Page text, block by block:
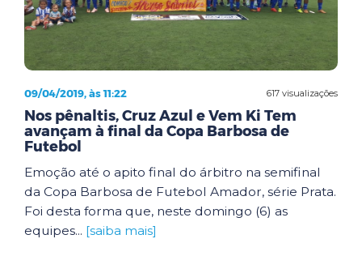
617 visualizações
09/04/2019, às 11:22
Nos pênaltis, Cruz Azul e Vem Ki Tem
avançam à final da Copa Barbosa de
Futebol
Emoção até o apito final do árbitro na semifinal
da Copa Barbosa de Futebol Amador, série Prata.
Foi desta forma que, neste domingo (6) as
equipes... [saiba mais]